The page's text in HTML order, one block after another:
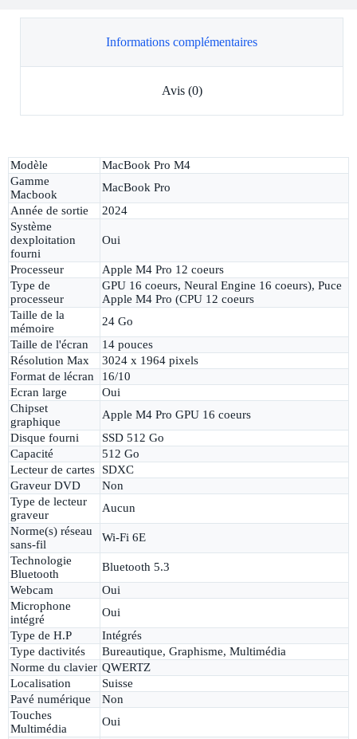
Informations complémentaires
Avis (0)
Modèle
MacBook Pro M4
Gamme
Macbook
MacBook Pro
Année de sortie
2024
Système
dexploitation
fourni
Oui
Processeur
Apple M4 Pro 12 coeurs
Type de
processeur
GPU 16 coeurs, Neural Engine 16 coeurs), Puce
Apple M4 Pro (CPU 12 coeurs
Taille de la
mémoire
24 Go
Taille de l'écran
14 pouces
Résolution Max
3024 x 1964 pixels
Format de lécran
16/10
Ecran large
Oui
Chipset
graphique
Apple M4 Pro GPU 16 coeurs
Disque fourni
SSD 512 Go
Capacité
512 Go
Lecteur de cartes
SDXC
Graveur DVD
Non
Type de lecteur
graveur
Aucun
Norme(s) réseau
sans-fil
Wi-Fi 6E
Technologie
Bluetooth
Bluetooth 5.3
Webcam
Oui
Microphone
intégré
Oui
Type de H.P
Intégrés
Type dactivités
Bureautique, Graphisme, Multimédia
Norme du clavier QWERTZ
Localisation
Suisse
Pavé numérique
Non
Touches
Multimédia
Oui